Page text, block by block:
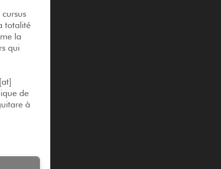
totalité
la
qui
de
à